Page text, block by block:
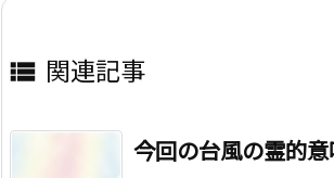
 関連記事
今回の台風の霊的